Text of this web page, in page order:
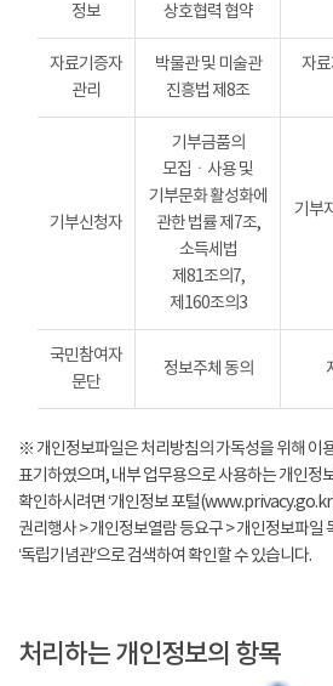
정보
상호협력 협약
자료기증자
관리
박물관 및 미술관
진흥법 제8조
자
기부신청자
기부금품의
모집ㆍ사용 및
기부문화 활성화에
관한 법률 제7조,
소득세법
제81조의7,
제160조의3
기부
국민참여자
문단
정보주체 동의
※ 개인정보파일은 처리방침의 가독성을 위해 이
표기하였으며, 내부 업무용으로 사용하는 개인정
확인하시려면 ‘개인정보 포털
권리행사 > 개인정보열람 등요구 > 개인정보파일
‘독립기념관’으로 검색하여 확인할 수 있습니다.
처리하는 개인정보의 항목